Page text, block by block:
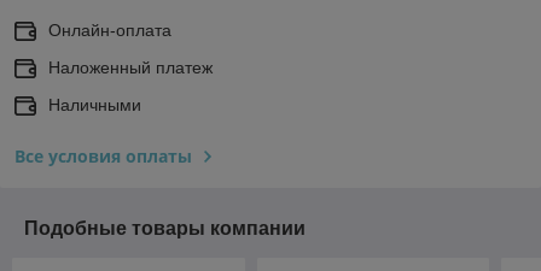
Онлайн-оплата
Наложенный платеж
Наличными
Все условия оплаты
Подобные товары компании